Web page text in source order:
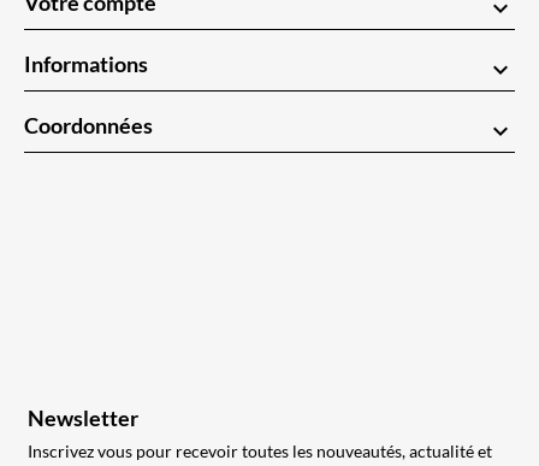
keyboard_arrow_down
Informations keyboard_arrow_down
Coordonnées keyboard_arrow_down
Newsletter
Inscrivez vous pour recevoir toutes les nouveautés, actualité et